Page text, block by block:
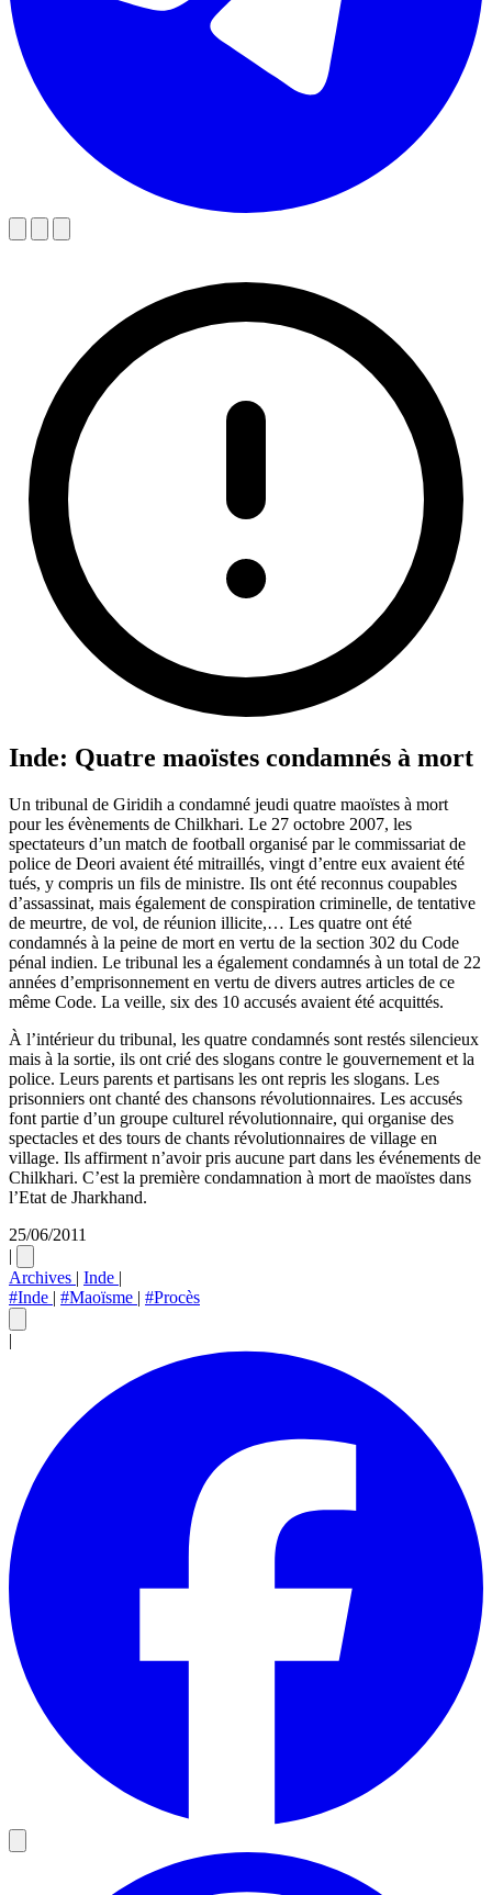
Inde: Quatre maoïstes condamnés à mort
Un tribunal de Giridih a condamné jeudi quatre maoïstes à mort
pour les évènements de Chilkhari. Le 27 octobre 2007, les
spectateurs d’un match de football organisé par le commissariat de
police de Deori avaient été mitraillés, vingt d’entre eux avaient été
tués, y compris un fils de ministre. Ils ont été reconnus coupables
d’assassinat, mais également de conspiration criminelle, de tentative
de meurtre, de vol, de réunion illicite,… Les quatre ont été
condamnés à la peine de mort en vertu de la section 302 du Code
pénal indien. Le tribunal les a également condamnés à un total de 22
années d’emprisonnement en vertu de divers autres articles de ce
même Code. La veille, six des 10 accusés avaient été acquittés.
À l’intérieur du tribunal, les quatre condamnés sont restés silencieux
mais à la sortie, ils ont crié des slogans contre le gouvernement et la
police. Leurs parents et partisans les ont repris les slogans. Les
prisonniers ont chanté des chansons révolutionnaires. Les accusés
font partie d’un groupe culturel révolutionnaire, qui organise des
spectacles et des tours de chants révolutionnaires de village en
village. Ils affirment n’avoir pris aucune part dans les événements de
Chilkhari. C’est la première condamnation à mort de maoïstes dans
l’Etat de Jharkhand.
25/06/2011
|
Archives | Inde |
#Inde | #Maoïsme | #Procès
|